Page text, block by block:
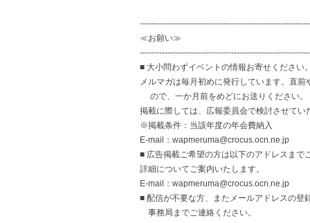
≪お願い≫
■ 大小問わずイベントの情報お寄せください
メルマガは毎月初めに発行しています。直
ので、一か月前をめどにお送りください。
掲載に際しては、広報委員会で検討させてい
※掲載条件：当該年度の年会費納入
E-mail：wapmeruma@crocus.ocn.ne.jp
■ 広告掲載ご希望の方は以下のアドレスまで
詳細についてご案内いたします。
E-mail：wapmeruma@crocus.ocn.ne.jp
■ 配信が不要な方、またメールアドレスの登
事務局までご連絡ください。